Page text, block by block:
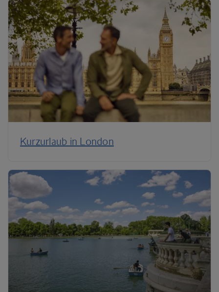
Kurzurlaub in London